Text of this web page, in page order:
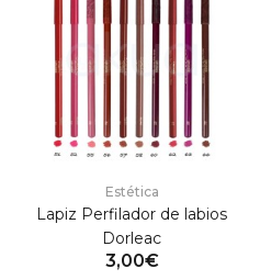
Estética
Lapiz Perfilador de labios
Dorleac
3,00€